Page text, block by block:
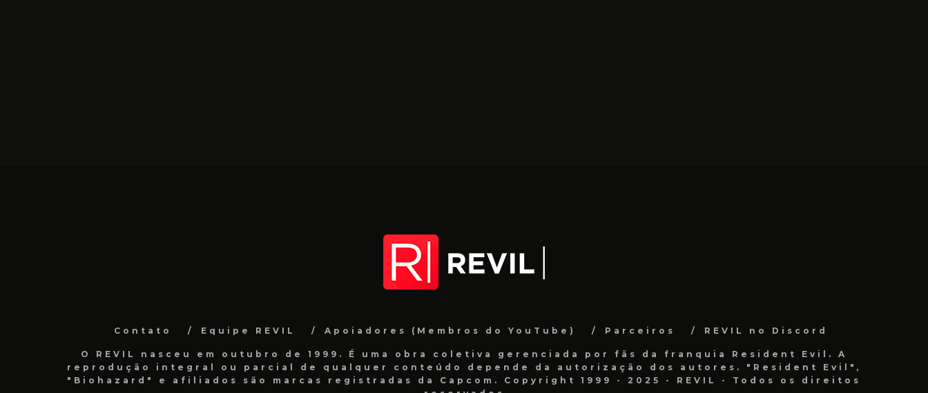
Contato Equipe REVIL Apoiadores (Membros do YouTube) Parceiros REVIL no Discord
O REVIL nasceu em outubro de 1999. É uma obra coletiva gerenciada por fãs da franquia Resident Evil. A
reprodução integral ou parcial de qualquer conteúdo depende da autorização dos autores. "Resident Evil",
"Biohazard" e afiliados são marcas registradas da Capcom. Copyright 1999 - 2025 - REVIL - Todos os direitos